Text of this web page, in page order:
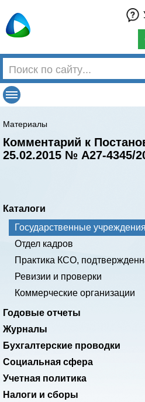
Материалы
Комментарий к
25.02.2015 № А27-4345/
Каталоги
Государственные учреждения
Отдел кадров
Практика КСО,
Ревизии и проверки
Коммерческие организации
Годовые отчеты
Журналы
Бухгалтерские проводки
Социальная сфера
Учетная политика
Налоги и сборы